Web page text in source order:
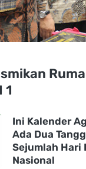
1
Ini Kalender
Ada Dua
Sejumlah Hari
Nasional